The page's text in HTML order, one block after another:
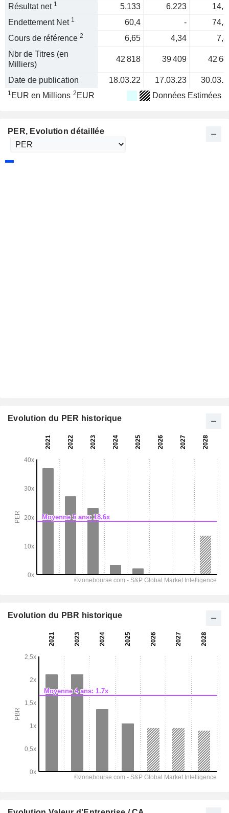
Résultat net 1 5,133 6,223
Endettement Net 1 60,4 -
Cours de référence 2 6,65 4,34
Nbr de Titres (en
Milliers)
42 818 39 409 42
Date de publication 18.03.22 17.03.23
1 EUR en Millions 2 EUR Données Estimées
PER, Evolution détaillée
Evolution du PER historique
Evolution du PBR historique